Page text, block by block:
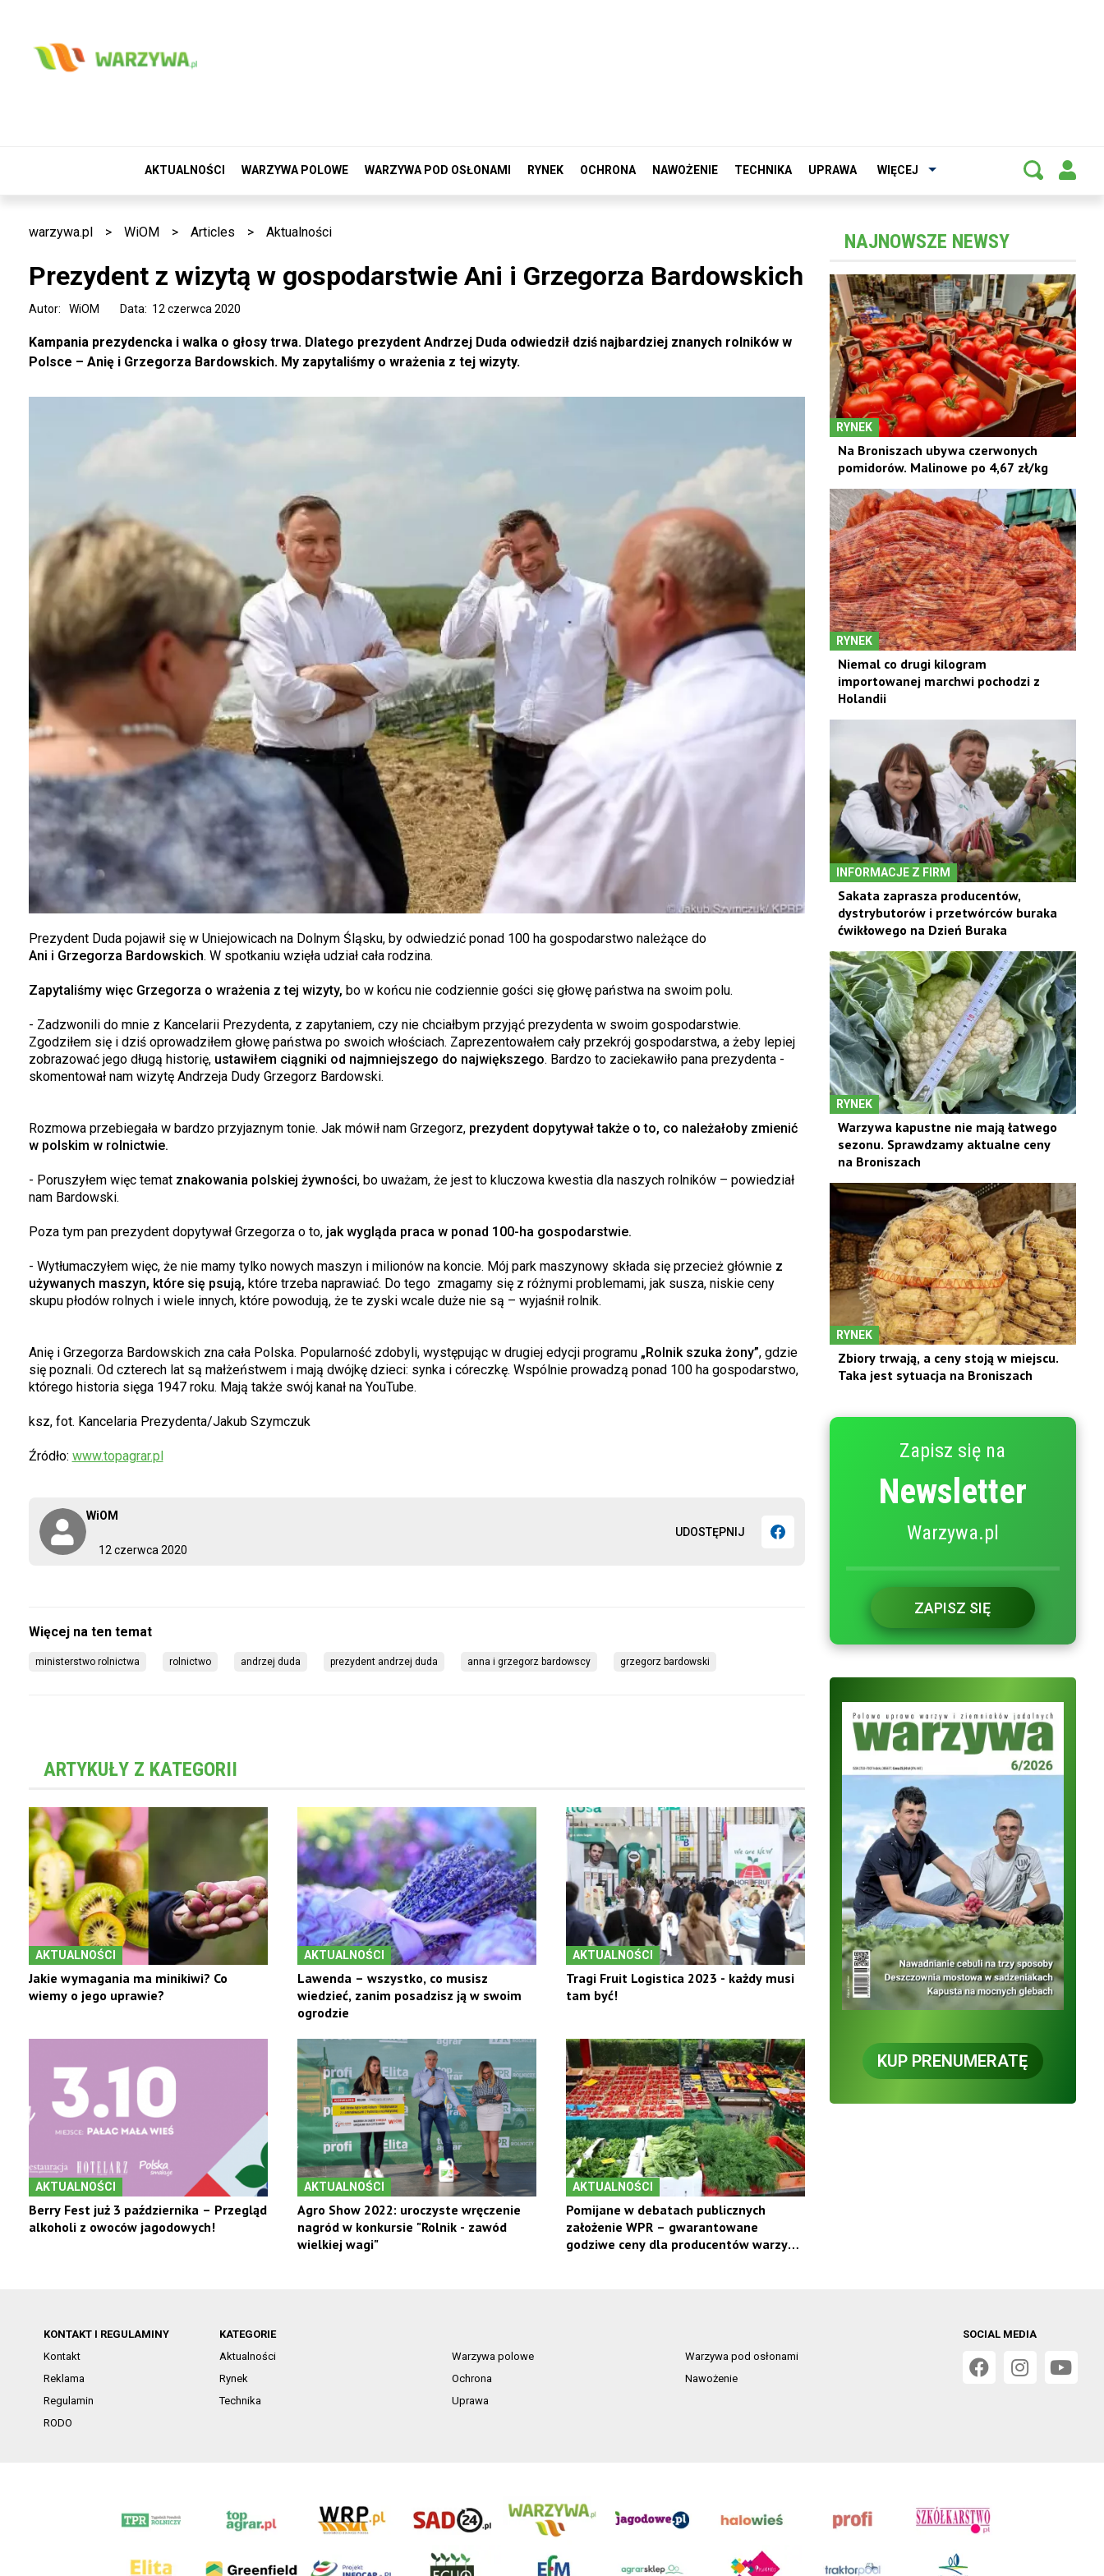
AKTUALNOŚCI WARZYWA POLOWE WARZYWA POD OSŁONAMI RYNEK OCHRONA NAWOŻENIE TECHNIKA UPRAWA WIĘCEJ
warzywa.pl > WiOM > Articles > Aktualności
Prezydent z wizytą w gospodarstwie Ani i Grzegorza Bardowskich
Data: 12 czerwca 2020
Autor: WiOM
12 czerwca 2020
WiOM
UDOSTĘPNIJ
Kampania prezydencka i walka o głosy trwa. Dlatego prezydent Andrzej Duda odwiedził dziś najbardziej znanych rolników w
Polsce – Anię i Grzegorza Bardowskich. My zapytaliśmy o wrażenia z tej wizyty.
Prezydent Duda pojawił się w Uniejowicach na Dolnym Śląsku, by odwiedzić ponad 100 ha gospodarstwo należące do
Ani i Grzegorza Bardowskich. W spotkaniu wzięła udział cała rodzina.
Zapytaliśmy więc Grzegorza o wrażenia z tej wizyty, bo w końcu nie codziennie gości się głowę państwa na swoim polu.
- Zadzwonili do mnie z Kancelarii Prezydenta, z zapytaniem, czy nie chciałbym przyjąć prezydenta w swoim gospodarstwie.
Zgodziłem się i dziś oprowadziłem głowę państwa po swoich włościach. Zaprezentowałem cały przekrój gospodarstwa, a żeby lepiej
zobrazować jego długą historię, ustawiłem ciągniki od najmniejszego do największego. Bardzo to zaciekawiło pana prezydenta -
skomentował nam wizytę Andrzeja Dudy Grzegorz Bardowski.
Rozmowa przebiegała w bardzo przyjaznym tonie. Jak mówił nam Grzegorz, prezydent dopytywał także o to, co należałoby zmienić
w polskim w rolnictwie.
- Poruszyłem więc temat znakowania polskiej żywności, bo uważam, że jest to kluczowa kwestia dla naszych rolników – powiedział
nam Bardowski.
Poza tym pan prezydent dopytywał Grzegorza o to, jak wygląda praca w ponad 100-ha gospodarstwie.
- Wytłumaczyłem więc, że nie mamy tylko nowych maszyn i milionów na koncie. Mój park maszynowy składa się przecież głównie z
używanych maszyn, które się psują, które trzeba naprawiać. Do tego zmagamy się z różnymi problemami, jak susza, niskie ceny
skupu płodów rolnych i wiele innych, które powodują, że te zyski wcale duże nie są – wyjaśnił rolnik.
Anię i Grzegorza Bardowskich zna cała Polska. Popularność zdobyli, występując w drugiej edycji programu „Rolnik szuka żony”, gdzie
się poznali. Od czterech lat są małżeństwem i mają dwójkę dzieci: synka i córeczkę. Wspólnie prowadzą ponad 100 ha gospodarstwo,
którego historia sięga 1947 roku. Mają także swój kanał na YouTube.
ksz, fot. Kancelaria Prezydenta/Jakub Szymczuk
Źródło: www.topagrar.pl
ministerstwo rolnictwa rolnictwo andrzej duda prezydent andrzej duda anna i grzegorz bardowscy grzegorz bardowski
ARTYKUŁY Z KATEGORII
AKTUALNOŚCI
Jakie wymagania ma minikiwi? Co
wiemy o jego uprawie?
AKTUALNOŚCI
Lawenda – wszystko, co musisz
wiedzieć, zanim posadzisz ją w swoim
ogrodzie
AKTUALNOŚCI
Tragi Fruit Logistica 2023 - każdy musi
tam być!
AKTUALNOŚCI
Berry Fest już 3 października – Przegląd
alkoholi z owoców jagodowych!
AKTUALNOŚCI
Agro Show 2022: uroczyste wręczenie
nagród w konkursie "Rolnik - zawód
wielkiej wagi"
AKTUALNOŚCI
Pomijane w debatach publicznych
założenie WPR – gwarantowane
godziwe ceny dla producentów warzyw i
NAJNOWSZE NEWSY
RYNEK
Na Broniszach ubywa czerwonych
pomidorów. Malinowe po 4,67 zł/kg
RYNEK
Niemal co drugi kilogram
importowanej marchwi pochodzi z
Holandii
INFORMACJE Z FIRM
Sakata zaprasza producentów,
dystrybutorów i przetwórców buraka
ćwikłowego na Dzień Buraka
RYNEK
Warzywa kapustne nie mają łatwego
sezonu. Sprawdzamy aktualne ceny
na Broniszach
RYNEK
Zbiory trwają, a ceny stoją w miejscu.
Taka jest sytuacja na Broniszach
Zapisz się na
Newsletter
Warzywa.pl
ZAPISZ SIĘ
KUP PRENUMERATĘ
KONTAKT I REGULAMINY
Kontakt
Reklama
Regulamin
RODO
KATEGORIE
Aktualności
Warzywa polowe
Warzywa pod osłonami
Rynek
Ochrona
Nawożenie
Technika
Uprawa
SOCIAL MEDIA